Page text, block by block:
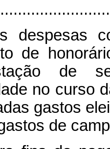
despesas
de
de
no curso
gastos
de